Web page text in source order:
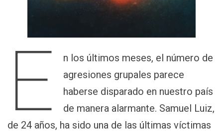
E
n los últimos meses, el número de
agresiones grupales parece
haberse disparado en nuestro país
de manera alarmante. Samuel Luiz,
de 24 años, ha sido una de las últimas víctimas